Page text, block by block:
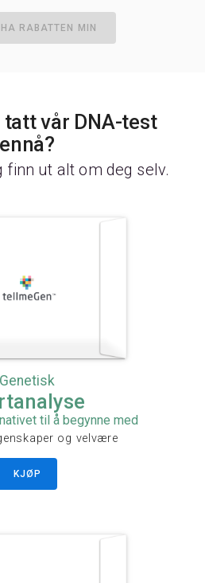
RABATTEN MIN
tatt vår DNA-test
ennå?
finn ut alt om deg selv.
Genetisk
til å begynne med
og velvære
KJØP